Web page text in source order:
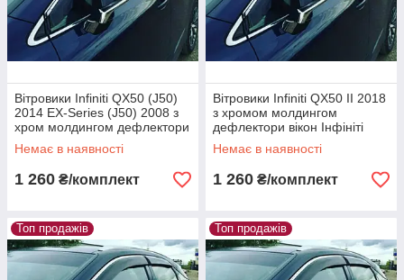
Вітровики Infiniti QX50 (J50)
2014 EX-Series (J50) 2008 з
хром молдингом дефлектори
вікон Інфініті К'ЮX50 Й50
ЕXСеєрієс Й50
Немає в наявності
1 260 ₴/комплект
Вітровики Infiniti QX50 II 2018
з хромом молдингом
дефлектори вікон Інфініті
К'ЮX50 2
Немає в наявності
1 260 ₴/комплект
Топ продажів Топ продажів